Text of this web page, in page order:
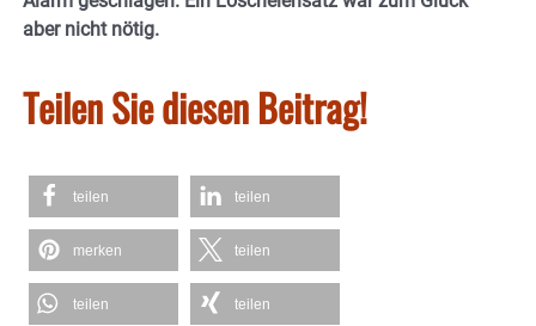
aber nicht nötig.
Teilen Sie diesen Beitrag!
teilen teilen
merken teilen
teilen teilen